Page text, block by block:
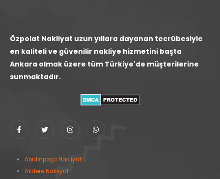
Özpolat Nakliyat uzun yıllara dayanan tecrübesiyle
en kaliteli ve güvenilir nakliye hizmetini başta
Ankara olmak üzere tüm Türkiye'de müşterilerine
sunmaktadır.
Abidinpaşa Nakliyat
Akdere Nakliyat